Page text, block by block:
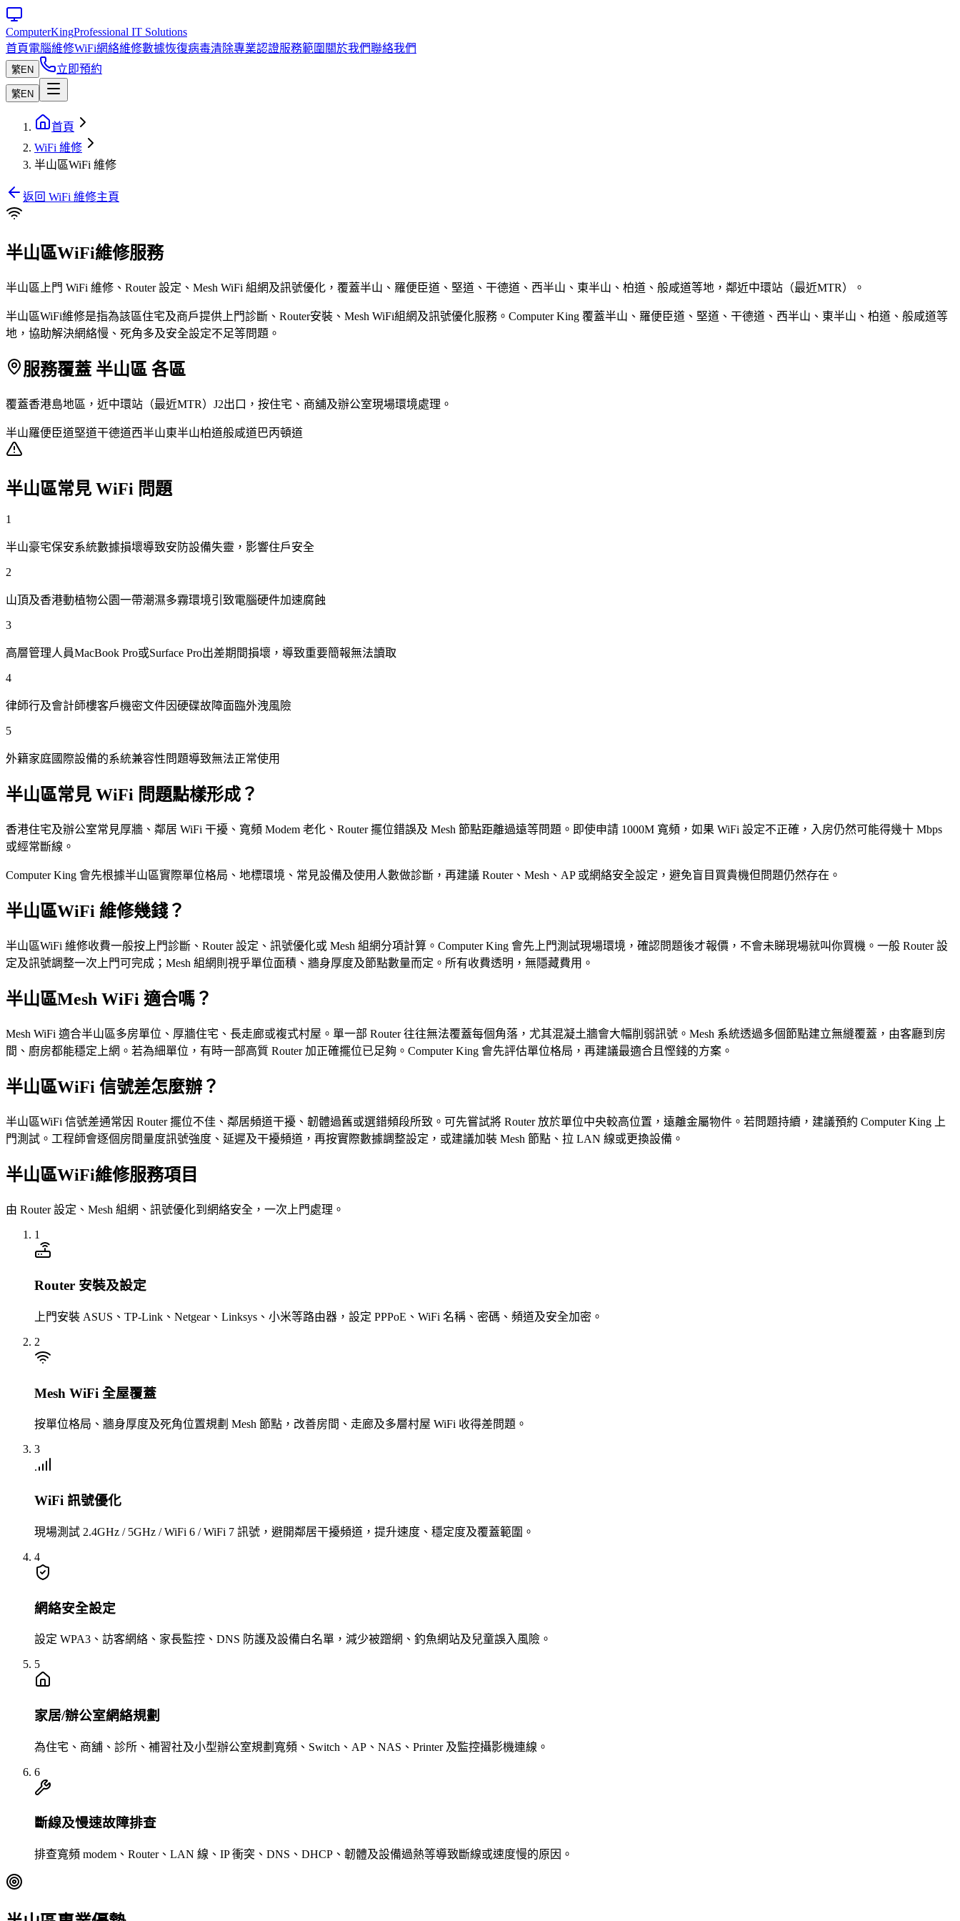
ComputerKingProfessional IT Solutions
首頁電腦維修WiFi網絡維修數據恢復病毒清除專業認證服務範圍 關於我們聯絡我們
繁EN 立即預約
繁EN
首頁
WiFi 維修
半山區WiFi 維修
返回 WiFi 維修主頁
半山區WiFi維修服務
半山區上門 WiFi 維修、Router 設定、Mesh WiFi 組網及訊號優化，覆蓋半山、羅便臣道、堅道、干德道、西半山、東半山、柏道、般咸道等地，鄰近中環站（最近MTR）。
半山區WiFi維修是指為該區住宅及商戶提供上門診斷、Router安裝、Mesh WiFi組網及訊號優化服務。Computer King 覆蓋半山、羅便臣道、堅道、干德道、西半山、東半山、柏道、般咸道等
地，協助解決網絡慢、死角多及安全設定不足等問題。
服務覆蓋 半山區 各區
覆蓋香港島地區，近中環站（最近MTR）J2出口，按住宅、商舖及辦公室現場環境處理。
半山羅便臣道堅道干德道西半山東半山柏道般咸道巴丙頓道
半山區常見 WiFi 問題
1
半山豪宅保安系統數據損壞導致安防設備失靈，影響住戶安全
2
山頂及香港動植物公園一帶潮濕多霧環境引致電腦硬件加速腐蝕
3
高層管理人員MacBook Pro或Surface Pro出差期間損壞，導致重要簡報無法讀取
4
律師行及會計師樓客戶機密文件因硬碟故障面臨外洩風險
5
外籍家庭國際設備的系統兼容性問題導致無法正常使用
半山區常見 WiFi 問題點樣形成？
香港住宅及辦公室常見厚牆、鄰居 WiFi 干擾、寬頻 Modem 老化、Router 擺位錯誤及 Mesh 節點距離過遠等問題。即使申請 1000M 寬頻，如果 WiFi 設定不正確，入房仍然可能得幾十 Mbps
或經常斷線。
Computer King 會先根據半山區實際單位格局、地標環境、常見設備及使用人數做診斷，再建議 Router、Mesh、AP 或網絡安全設定，避免盲目買貴機但問題仍然存在。
半山區WiFi 維修幾錢？
半山區WiFi 維修收費一般按上門診斷、Router 設定、訊號優化或 Mesh 組網分項計算。Computer King 會先上門測試現場環境，確認問題後才報價，不會未睇現場就叫你買機。一般 Router 設
定及訊號調整一次上門可完成；Mesh 組網則視乎單位面積、牆身厚度及節點數量而定。所有收費透明，無隱藏費用。
半山區Mesh WiFi 適合嗎？
Mesh WiFi 適合半山區多房單位、厚牆住宅、長走廊或複式村屋。單一部 Router 往往無法覆蓋每個角落，尤其混凝土牆會大幅削弱訊號。Mesh 系統透過多個節點建立無縫覆蓋，由客廳到房
間、廚房都能穩定上網。若為細單位，有時一部高質 Router 加正確擺位已足夠。Computer King 會先評估單位格局，再建議最適合且慳錢的方案。
半山區WiFi 信號差怎麼辦？
半山區WiFi 信號差通常因 Router 擺位不佳、鄰居頻道干擾、韌體過舊或選錯頻段所致。可先嘗試將 Router 放於單位中央較高位置，遠離金屬物件。若問題持續，建議預約 Computer King 上
門測試。工程師會逐個房間量度訊號強度、延遲及干擾頻道，再按實際數據調整設定，或建議加裝 Mesh 節點、拉 LAN 線或更換設備。
半山區WiFi維修服務項目
由 Router 設定、Mesh 組網、訊號優化到網絡安全，一次上門處理。
1
Router 安裝及設定
上門安裝 ASUS、TP-Link、Netgear、Linksys、小米等路由器，設定 PPPoE、WiFi 名稱、密碼、頻道及安全加密。
2
Mesh WiFi 全屋覆蓋
按單位格局、牆身厚度及死角位置規劃 Mesh 節點，改善房間、走廊及多層村屋 WiFi 收得差問題。
3
WiFi 訊號優化
現場測試 2.4GHz / 5GHz / WiFi 6 / WiFi 7 訊號，避開鄰居干擾頻道，提升速度、穩定度及覆蓋範圍。
4
網絡安全設定
設定 WPA3、訪客網絡、家長監控、DNS 防護及設備白名單，減少被蹭網、釣魚網站及兒童誤入風險。
5
家居/辦公室網絡規劃
為住宅、商舖、診所、補習社及小型辦公室規劃寬頻、Switch、AP、NAS、Printer 及監控攝影機連線。
6
斷線及慢速故障排查
排查寬頻 modem、Router、LAN 線、IP 衝突、DNS、DHCP、韌體及設備過熱等導致斷線或速度慢的原因。